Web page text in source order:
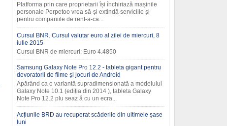
Platforma prin care proprietarii își închiriază mașinile
personale Perpetoo vrea să-și extindă serviciile și
pentru companiile de rent-a-ca...
Cursul BNR. Cursul valutar euro al zilei de miercuri, 8
iulie 2015
Cursul BNR de miercuri: Euro 4.4850
Samsung Galaxy Note Pro 12.2 - tableta gigant pentru
devoratorii de filme și jocuri de Android
Apărând ca o variantă supradimensionată a modelului
Galaxy Note 10.1 (ediția din 2014 ), tableta Galaxy
Note Pro 12.2 plu seaz ă cu un ecra...
Acțiunile BRD au recuperat scăderile din ultimele șase
luni